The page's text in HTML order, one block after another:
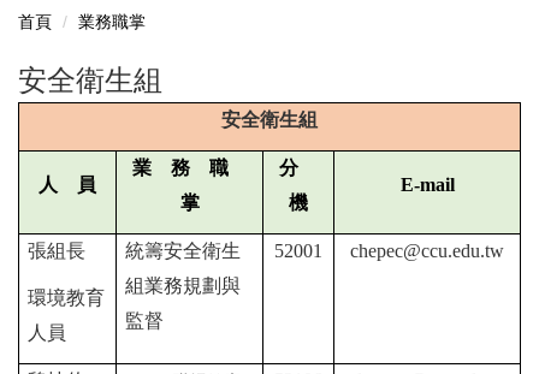
首頁 業務職掌
安全衛生組
安全衛生組
人 員
業 務 職
掌
分
機
E-mail
張組長
環境教育
人員
統籌安全衛生
組業務規劃與
監督
52001 chepec@ccu.edu.tw